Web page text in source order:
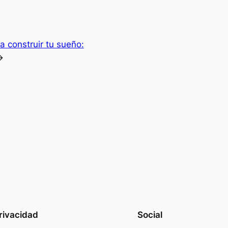
construir tu sueño:
Social